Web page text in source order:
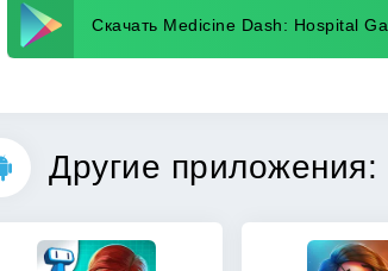
Скачать Medicine Dash: Hospital
Другие приложения: